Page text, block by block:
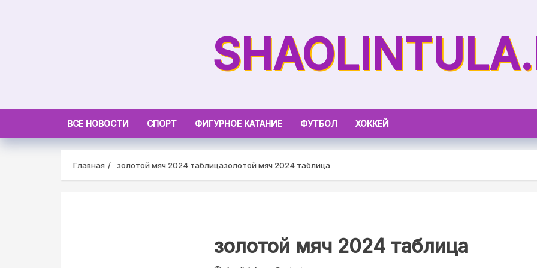
ВСЕ НОВОСТИ СПОРТ ФИГУРНОЕ КАТАНИЕ ФУТБОЛ ХОККЕЙ
Главная золотой мяч 2024 таблицазолотой мяч 2024 таблица
золотой мяч 2024 таблица